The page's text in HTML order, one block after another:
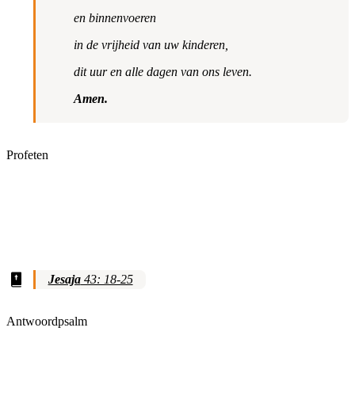
en binnenvoeren
in de vrijheid van uw kinderen,
dit uur en alle dagen van ons leven.
Amen.
Profeten
Jesaja43: 18-25
Antwoordpsalm